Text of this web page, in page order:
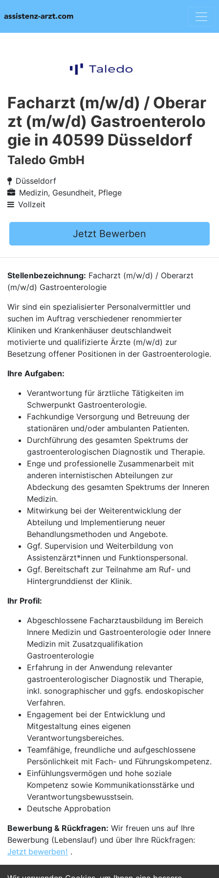
Facharzt (m/w/d) / Oberar
zt (m/w/d) Gastroenterolo
gie in 40599 Düsseldorf
Taledo GmbH
Düsseldorf
Medizin, Gesundheit, Pflege
Vollzeit
Jetzt Bewerben
Stellenbezeichnung: Facharzt (m/w/d) / Oberarzt
(m/w/d) Gastroenterologie
Wir sind ein spezialisierter Personalvermittler und
suchen im Auftrag verschiedener renommierter
Kliniken und Krankenhäuser deutschlandweit
motivierte und qualifizierte Ärzte (m/w/d) zur
Besetzung offener Positionen in der Gastroenterologie.
Ihre Aufgaben:
Verantwortung für ärztliche Tätigkeiten im
Schwerpunkt Gastroenterologie.
Fachkundige Versorgung und Betreuung der
stationären und/oder ambulanten Patienten.
Durchführung des gesamten Spektrums der
gastroenterologischen Diagnostik und Therapie.
Enge und professionelle Zusammenarbeit mit
anderen internistischen Abteilungen zur
Abdeckung des gesamten Spektrums der Inneren
Medizin.
Mitwirkung bei der Weiterentwicklung der
Abteilung und Implementierung neuer
Behandlungsmethoden und Angebote.
Ggf. Supervision und Weiterbildung von
Assistenzärzt*innen und Funktionspersonal.
Ggf. Bereitschaft zur Teilnahme am Ruf- und
Hintergrunddienst der Klinik.
Ihr Profil:
Abgeschlossene Facharztausbildung im Bereich
Innere Medizin und Gastroenterologie oder Innere
Medizin mit Zusatzqualifikation
Gastroenterologie
Erfahrung in der Anwendung relevanter
gastroenterologischer Diagnostik und Therapie,
inkl. sonographischer und ggfs. endoskopischer
Verfahren.
Engagement bei der Entwicklung und
Mitgestaltung eines eigenen
Verantwortungsbereiches.
Teamfähige, freundliche und aufgeschlossene
Persönlichkeit mit Fach- und Führungskompetenz.
Einfühlungsvermögen und hohe soziale
Kompetenz sowie Kommunikationsstärke und
Verantwortungsbewusstsein.
Deutsche Approbation
Bewerbung & Rückfragen: Wir freuen uns auf Ihre
Bewerbung (Lebenslauf) und über Ihre Rückfragen:
Jetzt bewerben! .